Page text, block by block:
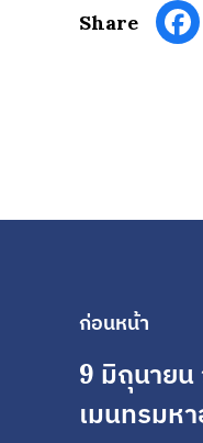
Share
ก่อนหน้า
9 มิถุนายน
เมนทรมห